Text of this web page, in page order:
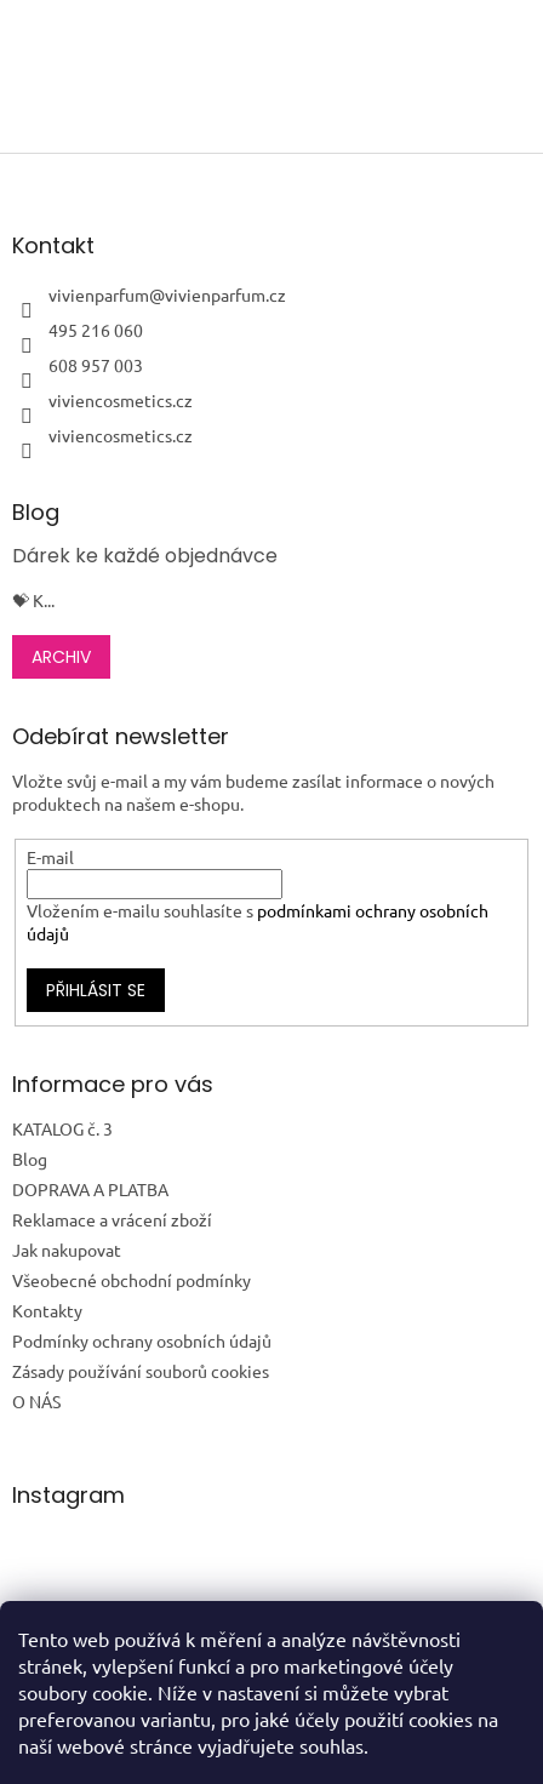
Tento web používá k měření a analýze návštěvnosti
stránek, vylepšení funkcí a pro marketingové účely
soubory cookie. Níže v nastavení si můžete vybrat
preferovanou variantu, pro jaké účely použití cookies na
naší webové stránce vyjadřujete souhlas.
Z
aKontakt
vivienparfum@vivienparfum.cz
495 216 060
608 957 003
viviencosmetics.cz
viviencosmetics.cz
Blog
Dárek ke každé objednávce
💝 K...
ARCHIV
Odebírat newsletter
Vložte svůj e-mail a my vám budeme zasílat informace o nových
produktech na našem e-shopu.
E-mail
Vložením e-mailu souhlasíte s podmínkami ochrany osobních
údajů
PŘIHLÁSIT SE
Informace pro vás
KATALOG č. 3
Blog
DOPRAVA A PLATBA
Reklamace a vrácení zboží
Jak nakupovat
Všeobecné obchodní podmínky
Kontakty
Podmínky ochrany osobních údajů
Zásady používání souborů cookies
O NÁS
Instagram
Sledovat na Instagramu
domů